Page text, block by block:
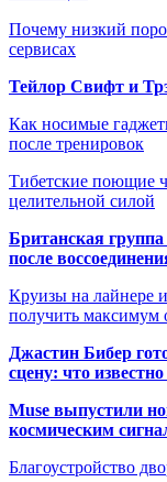
Почему низкий
сервисах
Тейлор Свифт и
Как носимые
после тренировок
Тибетские поющие
целительной силой
Британская
после
Круизы на лайнере
получить максимум
Джастин Бибер
сцену: что
Muse выпустили
космическим
Благоустройство